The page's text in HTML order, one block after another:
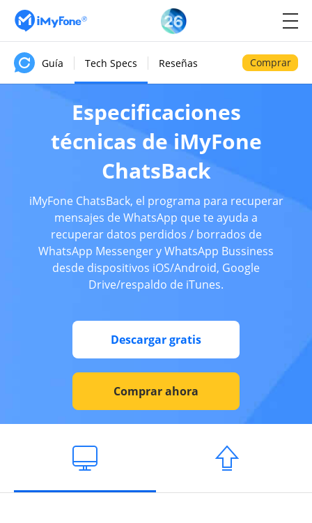
Guía Tech Specs Reseñas Comprar
Especificaciones
técnicas de iMyFone
ChatsBack
iMyFone ChatsBack, el programa para recuperar
mensajes de WhatsApp que te ayuda a
recuperar datos perdidos / borrados de
WhatsApp Messenger y WhatsApp Bussiness
desde dispositivos iOS/Android, Google
Drive/respaldo de iTunes.
Descargar gratis
Comprar ahora